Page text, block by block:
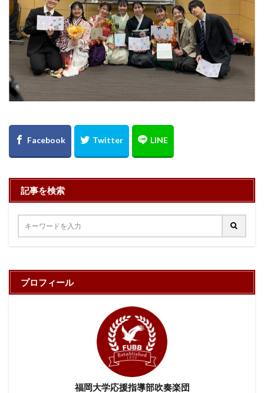
記事を検索
プロフィール
福岡大学応援指導部吹奏楽団